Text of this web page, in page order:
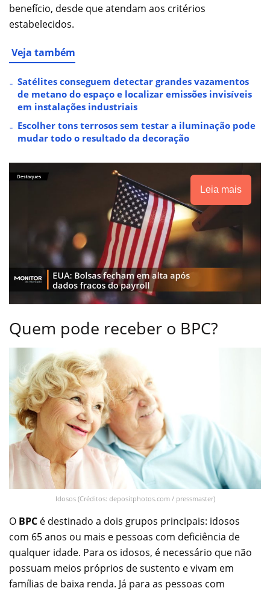
benefício, desde que atendam aos critérios
estabelecidos.
Veja também
Satélites conseguem detectar grandes vazamentos
de metano do espaço e localizar emissões invisíveis
em instalações industriais
Escolher tons terrosos sem testar a iluminação pode
mudar todo o resultado da decoração
Leia mais
Quem pode receber o BPC?
Idosos (Créditos: depositphotos.com / pressmaster)
O BPC é destinado a dois grupos principais: idosos
com 65 anos ou mais e pessoas com deficiência de
qualquer idade. Para os idosos, é necessário que não
possuam meios próprios de sustento e vivam em
famílias de baixa renda. Já para as pessoas com